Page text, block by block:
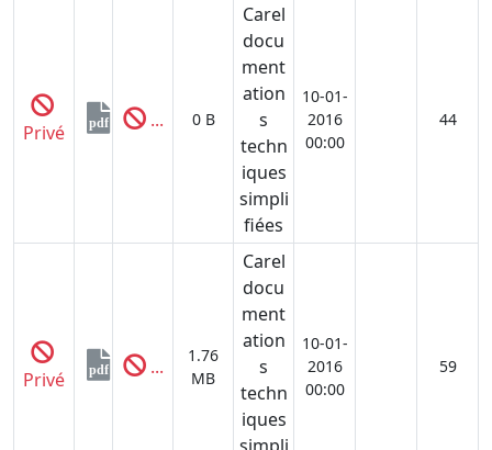
Privé pdf ... 0 B
Carel
docu
ment
ation
s
techn
iques
simpli
fiées
10-01-
2016
00:00
44
Privé pdf ...
1.76
MB
Carel
docu
ment
ation
s
techn
iques
10-01-
2016
00:00
59